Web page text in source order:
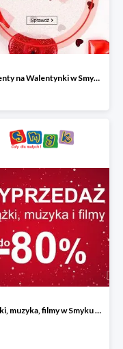
Prezenty na Walentynki w Smyku do -60%
Książki, muzyka, filmy w Smyku do -80%